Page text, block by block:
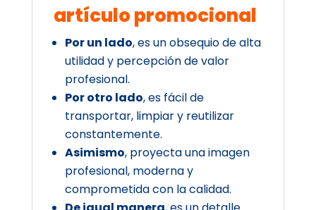
artículo promocional
Por un lado, es un obsequio de alta
utilidad y percepción de valor
profesional.
Por otro lado, es fácil de
transportar, limpiar y reutilizar
constantemente.
Asimismo, proyecta una imagen
profesional, moderna y
comprometida con la calidad.